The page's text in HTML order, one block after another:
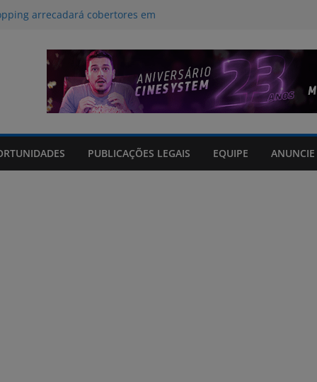
arrecadará cobertores em
danos em 114 municípios e
feridos no Rio Grande do Sul
para a influência da inteligência
no desestímulo ao aleitamento
do Sul
PUBLICAÇÕES LEGAIS EQUIPE ANUNCIE